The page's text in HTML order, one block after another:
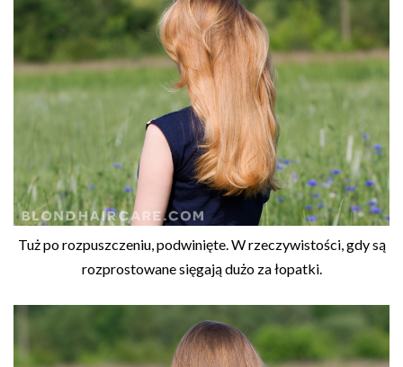
Tuż po rozpuszczeniu, podwinięte. W rzeczywistości, gdy są
rozprostowane sięgają dużo za łopatki.